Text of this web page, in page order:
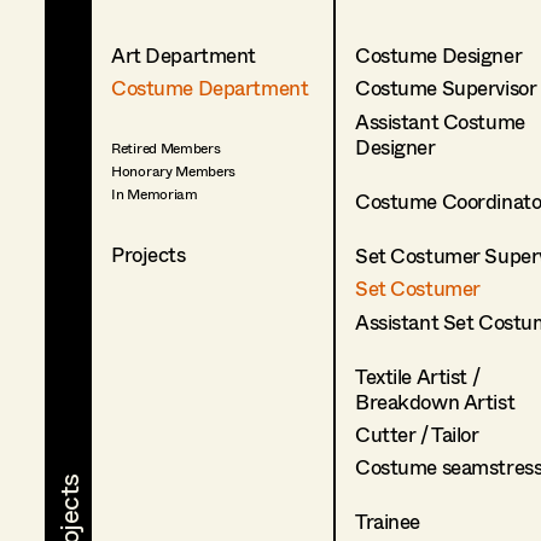
Art Department
Costume Department
Retired Members
Honorary Members
In Memoriam
Projects
Costume Designer
Costume Supervisor
Assistant Costume
Designer
Costume
Set Costumer
Set Costumer
Assistant Set
Textile Artist /
Breakdown Artist
Cutter / Tailor
Costume
Trainee